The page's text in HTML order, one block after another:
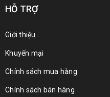
HỖ TRỢ
Giới thiệu
Khuyến mại
Chính sách mua hàng
Chính sách bán hàng